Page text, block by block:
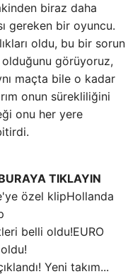
biraz daha
gereken bir oyuncu.
oldu, bu bir sorun
görüyoruz,
maçta bile o kadar
onun sürekliliğini
onu her yere
TIKLAYIN
Hollanda
EURO